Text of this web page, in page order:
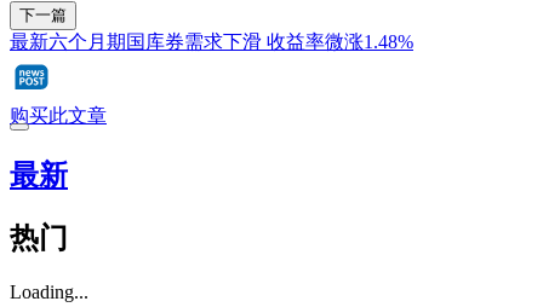
下一篇
最新六个月期国库券需求下滑 收益率微涨1.48%
购买此文章
最新
热门
Loading...